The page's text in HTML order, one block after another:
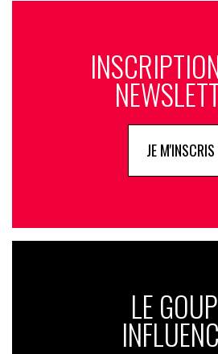
JE M'INSCRIS
LE